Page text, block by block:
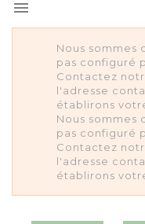

Nous sommes
pas configuré
Contactez
l'adresse
établirons
Nous sommes
pas configuré
Contactez
l'adresse
établirons